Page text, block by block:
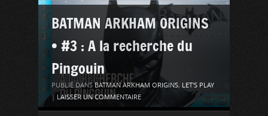
BATMAN ARKHAM ORIGINS
• #3 : A la recherche du
Pingouin
PUBLIÉ DANSBATMAN ARKHAM ORIGINS, LET'S PLAY
|
LAISSER UN COMMENTAIRE